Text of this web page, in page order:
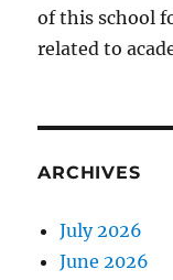
of this school
related to
ARCHIVES
July 2026
June 2026